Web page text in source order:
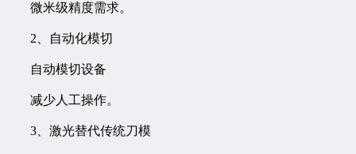
微米级精度需求。
2、自动化模切
自动模切设备
减少人工操作。
3、激光替代传统刀模